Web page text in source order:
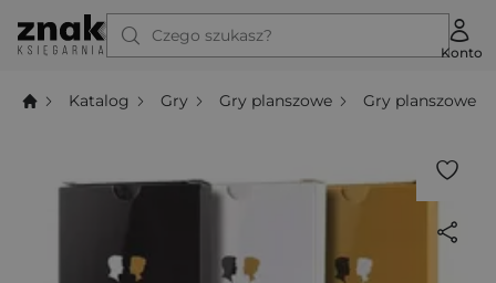
Czego szukasz?
Konto
Katalog Gry Gry planszowe Gry planszowe